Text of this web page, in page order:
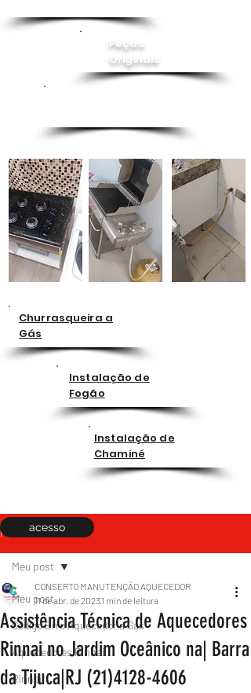
Peças
Originais
Churrasqueira a
Gás
Instalação de
Fogão
Instalação de
Chaminé
Post
Meu post
Código Erro Aquecedor a Gás
Aquecedores Rinnai
Rinnai
Meu post
Assistência Técnica de Aquecedores
Rinnai no Jardim Oceânico na| Barra
da Tijuca|RJ (21)4128-4606
CONSERTO MANUTENÇÃO AQUECEDOR
11 de abr. de 2023 1 min de leitura
acesso